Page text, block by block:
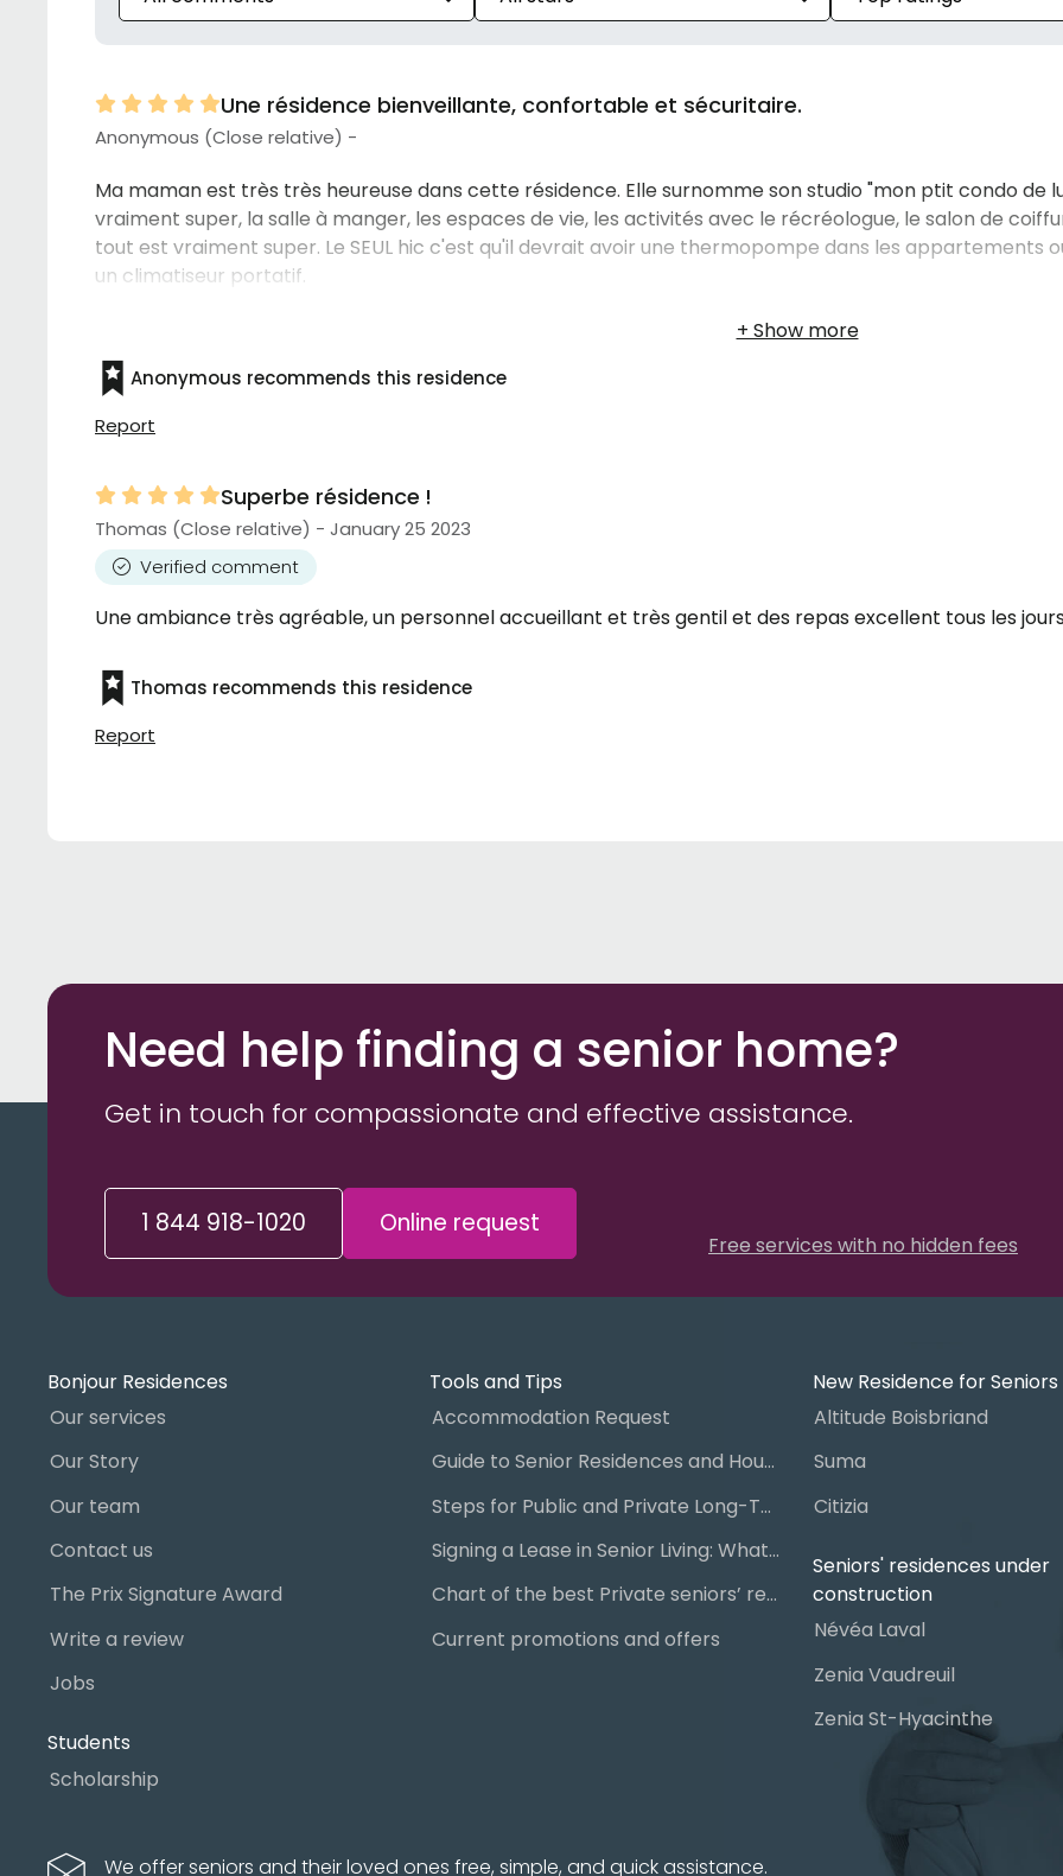
Une résidence bienveillante, confortable et sécuritaire.
Anonymous (Close relative) -
Ma maman est très très heureuse dans cette résidence. Elle surnomme son studio "mon ptit condo de
vraiment super, la salle à manger, les espaces de vie, les activités avec le récréologue, le salon de
tout est vraiment super. Le SEUL hic c'est qu'il devrait avoir une thermopompe dans les appartements
un climatiseur portatif.
Anonymous recommends this residence
Report
Superbe résidence !
Thomas (Close relative) - January 25 2023
Verified comment
Une ambiance très agréable, un personnel accueillant et très gentil et des repas excellent tous les
Thomas recommends this residence
Report
Need help finding a senior home?
Get in touch for compassionate and effective assistance.
1 844 918-1020 Online request
Free services with no hidden fees
Bonjour Residences
Our services
Our Story
Our team
Contact us
The Prix Signature Award
Write a review
Jobs
Students
Scholarship
Tools and Tips
Accommodation Request
Guide to Senior Residences and Housing in Quebec
Steps for Public and Private Long-Term Care Placement
Signing a Lease in Senior Living: What You Need to Know
Chart of the best Private seniors’ residence
Current promotions and offers
New Residence for Seniors
Altitude Boisbriand
Suma
Citizia
Seniors' residences under
construction
Névéa Laval
Zenia Vaudreuil
Zenia St-Hyacinthe
We offer seniors and their loved ones free, simple, and quick assistance.